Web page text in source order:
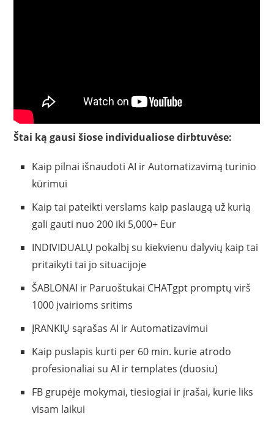
Štai ką gausi šiose individualiose dirbtuvėse:
Kaip pilnai išnaudoti AI ir Automatizavimą turinio
kūrimui
Kaip tai pateikti verslams kaip paslaugą už kurią
gali gauti nuo 200 iki 5,000+ Eur
INDIVIDUALŲ pokalbį su kiekvienu dalyvių kaip tai
pritaikyti tai jo situacijoje
ŠABLONAI ir Paruoštukai CHATgpt promptų virš
1000 įvairioms sritims
ĮRANKIŲ sąrašas AI ir Automatizavimui
Kaip puslapis kurti per 60 min. kurie atrodo
profesionaliai su AI ir templates (duosiu)
FB grupėje mokymai, tiesiogiai ir įrašai, kurie liks
visam laikui